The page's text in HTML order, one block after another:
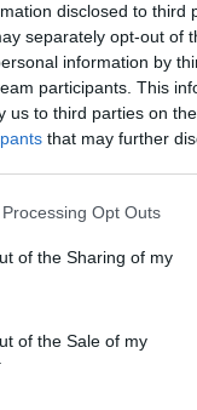
disclosed to third
separately opt-out of
information by
participants. This
us to third parties on the
that may further
website/app uses one
or usage behaviour.
to Google and its
specified purposes
Opt Outs
of the Sharing of my
of the Sale of my